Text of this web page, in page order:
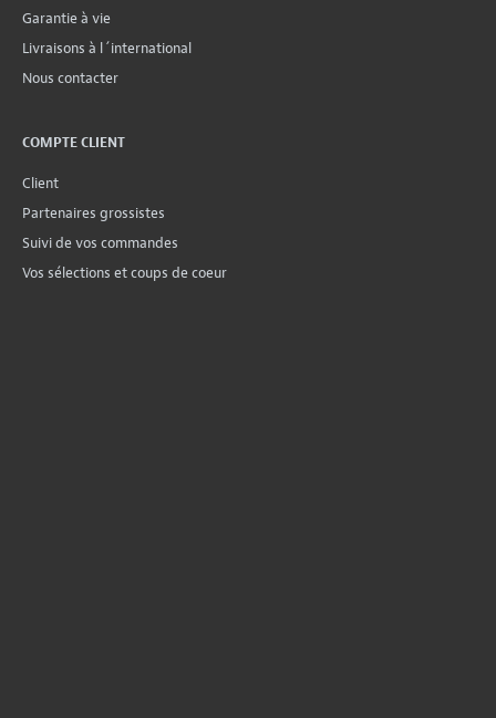
Garantie à vie
Livraisons à l´international
Nous contacter
COMPTE CLIENT
Client
Partenaires grossistes
Suivi de vos commandes
Vos sélections et coups de coeur